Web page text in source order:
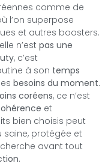
comme de
l’on superpose
et autres boosters.
n’est pas une
, c’est
à son temps
besoins du moment.
coréens, ce n’est
et
bien choisis peut
protégée et
avant tout
.